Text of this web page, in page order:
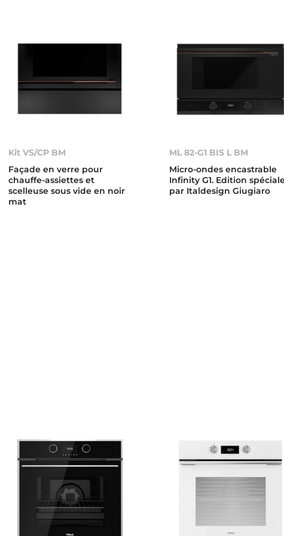
Kit VS/CP BM
Façade en verre pour
chauffe-assiettes et
scelleuse sous vide en noir
mat
ML 82-G1 BIS L BM
Micro-ondes encastrable
Infinity G1. Edition
par Italdesign Giugiaro